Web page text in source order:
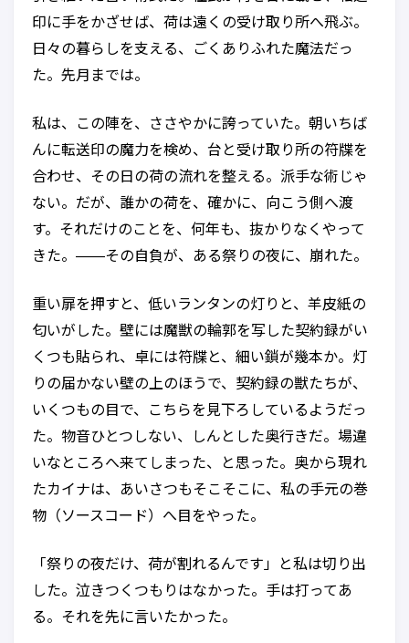
印に手をかざせば、荷は遠くの受け取り所へ飛ぶ。
日々の暮らしを支える、ごくありふれた魔法だっ
た。先月までは。
私は、この陣を、ささやかに誇っていた。朝いちば
んに転送印の魔力を検め、台と受け取り所の符牒を
合わせ、その日の荷の流れを整える。派手な術じゃ
ない。だが、誰かの荷を、確かに、向こう側へ渡
す。それだけのことを、何年も、抜かりなくやって
きた。——その自負が、ある祭りの夜に、崩れた。
重い扉を押すと、低いランタンの灯りと、羊皮紙の
匂いがした。壁には魔獣の輪郭を写した契約録がい
くつも貼られ、卓には符牒と、細い鎖が幾本か。灯
りの届かない壁の上のほうで、契約録の獣たちが、
いくつもの目で、こちらを見下ろしているようだっ
た。物音ひとつしない、しんとした奥行きだ。場違
いなところへ来てしまった、と思った。奥から現れ
たカイナは、あいさつもそこそこに、私の手元の巻
物（ソースコード）へ目をやった。
「祭りの夜だけ、荷が割れるんです」と私は切り出
した。泣きつくつもりはなかった。手は打ってあ
る。それを先に言いたかった。